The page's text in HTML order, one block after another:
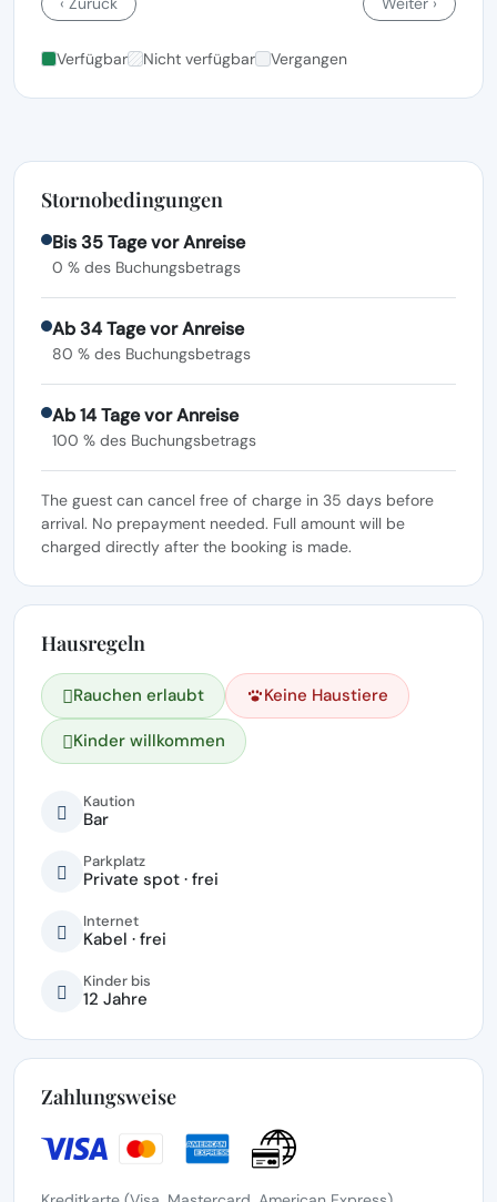
Verfügbar Nicht verfügbar Vergangen
Stornobedingungen
Bis 35 Tage vor Anreise
0 % des Buchungsbetrags
Ab 34 Tage vor Anreise
80 % des Buchungsbetrags
Ab 14 Tage vor Anreise
100 % des Buchungsbetrags
The guest can cancel free of charge in 35 days before
arrival. No prepayment needed. Full amount will be
charged directly after the booking is made.
Hausregeln
Rauchen erlaubt Keine Haustiere
Kinder willkommen
Kaution
Bar
Parkplatz
Private spot · frei
Internet
Kabel · frei
Kinder bis
12 Jahre
Zahlungsweise